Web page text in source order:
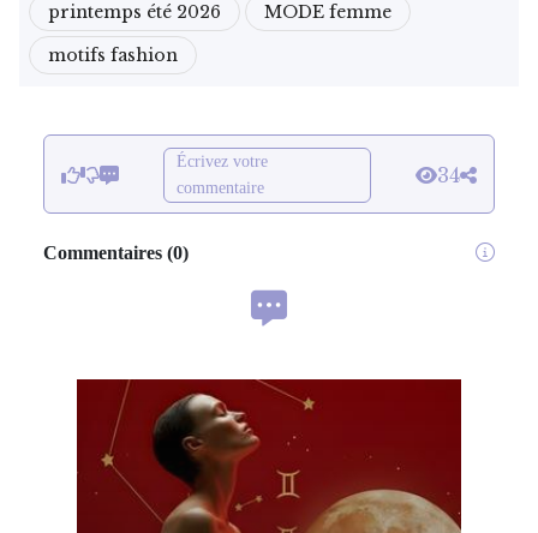
printemps été 2026
MODE femme
motifs fashion
Écrivez votre
commentaire
34
Commentaires (0)